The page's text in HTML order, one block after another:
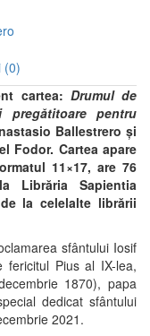
(0)
cartea: Drumul de
pentru
Ballestrero și
Fodor. Cartea apare
11×17, are 76
Librăria Sapientia
la celelalte librării
sfântului Iosif
Pius al IX-lea,
1870), papa
dedicat sfântului
2021.